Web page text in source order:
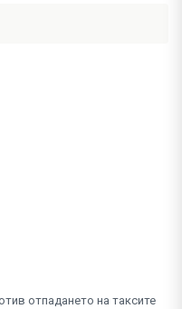
отпадането на таксите